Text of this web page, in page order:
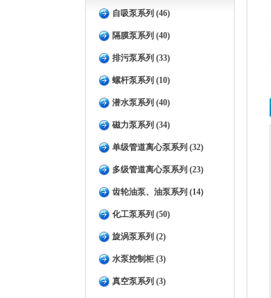
自吸泵系列 (46)
隔膜泵系列 (40)
排污泵系列 (33)
螺杆泵系列 (10)
潜水泵系列 (40)
磁力泵系列 (34)
单级管道离心泵系列 (32)
多级管道离心泵系列 (23)
齿轮油泵、油泵系列 (14)
化工泵系列 (50)
旋涡泵系列 (2)
水泵控制柜 (3)
真空泵系列 (3)